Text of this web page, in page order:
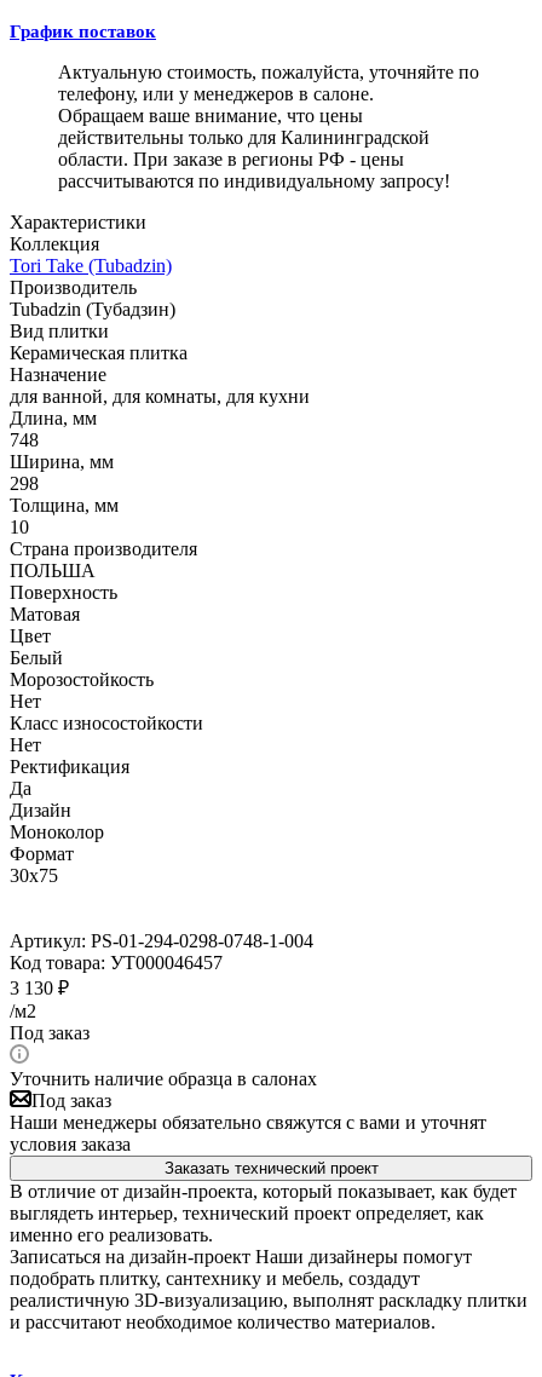
График поставок
Актуальную стоимость, пожалуйста, уточняйте по
телефону, или у менеджеров в салоне.
Обращаем ваше внимание, что цены
действительны только для Калининградской
области. При заказе в регионы РФ - цены
рассчитываются по индивидуальному запросу!
Характеристики
Коллекция
Tori Take (Tubadzin)
Производитель
Tubadzin (Тубадзин)
Вид плитки
Керамическая плитка
Назначение
для ванной, для комнаты, для кухни
Длина, мм
748
Ширина, мм
298
Толщина, мм
10
Страна производителя
ПОЛЬША
Поверхность
Матовая
Цвет
Белый
Морозостойкость
Нет
Класс износостойкости
Нет
Ректификация
Да
Дизайн
Моноколор
Формат
30x75
Артикул: PS-01-294-0298-0748-1-004
Код товара: УТ000046457
3 130 ₽
/м2
Под заказ
Уточнить наличие образца в салонах
Под заказ
Наши менеджеры обязательно свяжутся с вами и уточнят
условия заказа
Заказать технический проект
В отличие от дизайн-проекта, который показывает, как будет
выглядеть интерьер, технический проект определяет, как
именно его реализовать.
Записаться на дизайн-проект Наши дизайнеры помогут
подобрать плитку, сантехнику и мебель, создадут
реалистичную 3D-визуализацию, выполнят раскладку плитки
и рассчитают необходимое количество материалов.